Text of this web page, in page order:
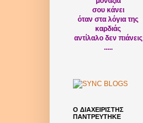
σου κάνει
όταν στα λόγια της
καρδιάς
αντίλαλο δεν πιάνεις
.....
Ο ΔΙΑΧΕΙΡΙΣΤΗΣ
ΠΑΝΤΡΕΥΤΗΚΕ